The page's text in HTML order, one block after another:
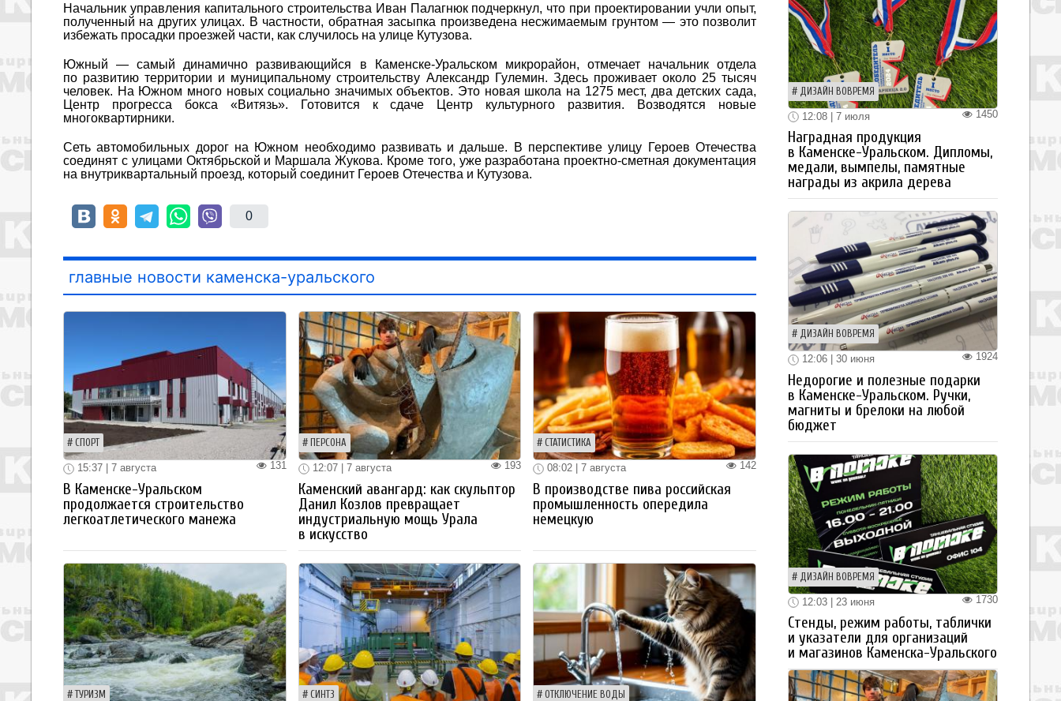
Начальник управления капитального строительства Иван Палагнюк подчеркнул, что при проектировании учли опыт,
полученный на других улицах. В частности, обратная засыпка произведена несжимаемым грунтом — это позволит
избежать просадки проезжей части, как случилось на улице Кутузова.
Южный — самый динамично развивающийся в Каменске-Уральском микрорайон, отмечает начальник отдела
по развитию территории и муниципальному строительству Александр Гулемин. Здесь проживает около 25 тысяч
человек. На Южном много новых социально значимых объектов. Это новая школа на 1275 мест, два детских сада,
Центр прогресса бокса «Витязь». Готовится к сдаче Центр культурного развития. Возводятся новые
многоквартирники.
Сеть автомобильных дорог на Южном необходимо развивать и дальше. В перспективе улицу Героев Отечества
соединят с улицами Октябрьской и Маршала Жукова. Кроме того, уже разработана проектно-сметная документация
на внутриквартальный проезд, который соединит Героев Отечества и Кутузова.
0
главные новости каменска-уральского
СПОРТ
131
15:37 | 7 августа
В Каменске-Уральском
продолжается строительство
легкоатлетического манежа
ПЕРСОНА
193
12:07 | 7 августа
Каменский авангард: как скульптор
Данил Козлов превращает
индустриальную мощь Урала
в искусство
СТАТИСТИКА
142
08:02 | 7 августа
В производстве пива российская
промышленность опередила
немецкую
ТУРИЗМ СИНТЗ ОТКЛЮЧЕНИЕ ВОДЫ
ДИЗАЙН ВОВРЕМЯ
1450
12:08 | 7 июля
Наградная продукция
в Каменске-Уральском. Дипломы,
медали, вымпелы, памятные
награды из акрила дерева
ДИЗАЙН ВОВРЕМЯ
1924
12:06 | 30 июня
Недорогие и полезные подарки
в Каменске-Уральском. Ручки,
магниты и брелоки на любой
бюджет
ДИЗАЙН ВОВРЕМЯ
1730
12:03 | 23 июня
Стенды, режим работы, таблички
и указатели для организаций
и магазинов Каменска-Уральского